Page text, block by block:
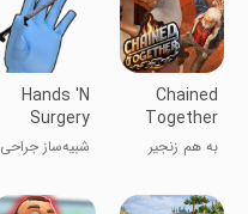
Chained
Together
به هم زنجیر
Hands 'N
Surgery
Simulator
شبیه‌ساز جراحی